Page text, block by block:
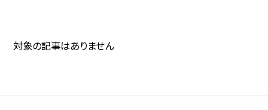
対象の記事はありません